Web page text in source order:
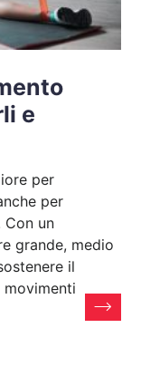
e
per
per
un
grande, medio
il